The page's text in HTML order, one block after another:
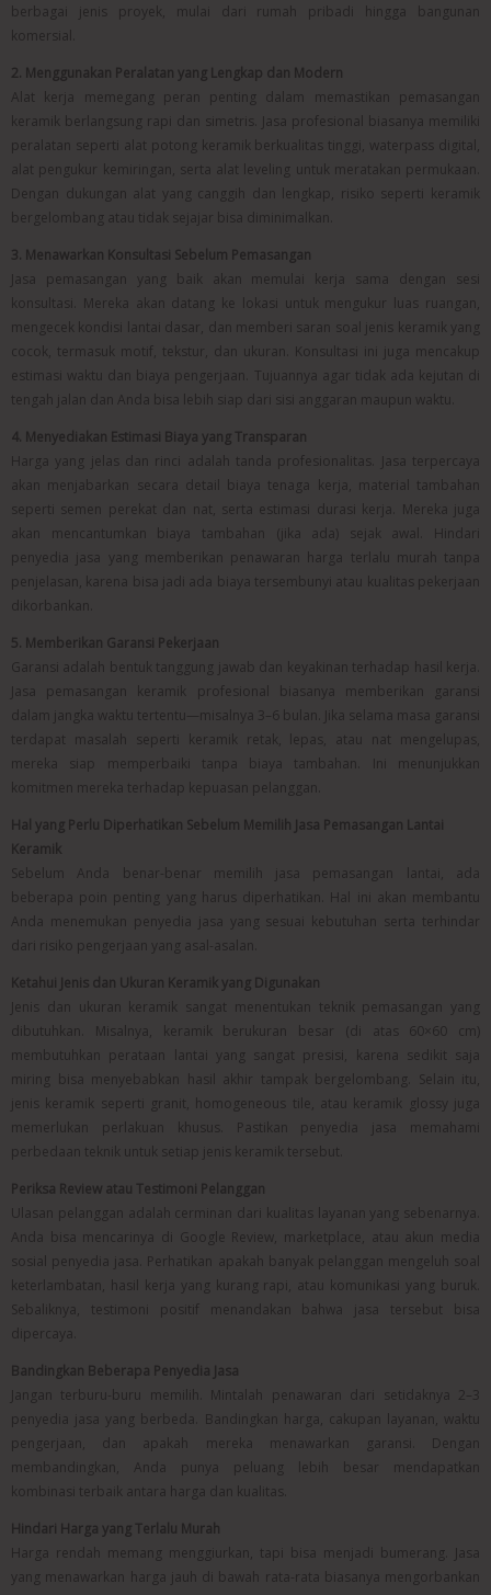
berbagai jenis proyek, mulai dari rumah pribadi hingga bangunan
komersial.
2. Menggunakan Peralatan yang Lengkap dan Modern
Alat kerja memegang peran penting dalam memastikan pemasangan
keramik berlangsung rapi dan simetris. Jasa profesional biasanya memiliki
peralatan seperti alat potong keramik berkualitas tinggi, waterpass digital,
alat pengukur kemiringan, serta alat leveling untuk meratakan permukaan.
Dengan dukungan alat yang canggih dan lengkap, risiko seperti keramik
bergelombang atau tidak sejajar bisa diminimalkan.
3. Menawarkan Konsultasi Sebelum Pemasangan
Jasa pemasangan yang baik akan memulai kerja sama dengan sesi
konsultasi. Mereka akan datang ke lokasi untuk mengukur luas ruangan,
mengecek kondisi lantai dasar, dan memberi saran soal jenis keramik yang
cocok, termasuk motif, tekstur, dan ukuran. Konsultasi ini juga mencakup
estimasi waktu dan biaya pengerjaan. Tujuannya agar tidak ada kejutan di
tengah jalan dan Anda bisa lebih siap dari sisi anggaran maupun waktu.
4. Menyediakan Estimasi Biaya yang Transparan
Harga yang jelas dan rinci adalah tanda profesionalitas. Jasa terpercaya
akan menjabarkan secara detail biaya tenaga kerja, material tambahan
seperti semen perekat dan nat, serta estimasi durasi kerja. Mereka juga
akan mencantumkan biaya tambahan (jika ada) sejak awal. Hindari
penyedia jasa yang memberikan penawaran harga terlalu murah tanpa
penjelasan, karena bisa jadi ada biaya tersembunyi atau kualitas pekerjaan
dikorbankan.
5. Memberikan Garansi Pekerjaan
Garansi adalah bentuk tanggung jawab dan keyakinan terhadap hasil kerja.
Jasa pemasangan keramik profesional biasanya memberikan garansi
dalam jangka waktu tertentu—misalnya 3–6 bulan. Jika selama masa garansi
terdapat masalah seperti keramik retak, lepas, atau nat mengelupas,
mereka siap memperbaiki tanpa biaya tambahan. Ini menunjukkan
komitmen mereka terhadap kepuasan pelanggan.
Hal yang Perlu Diperhatikan Sebelum Memilih Jasa Pemasangan Lantai
Keramik
Sebelum Anda benar-benar memilih jasa pemasangan lantai, ada
beberapa poin penting yang harus diperhatikan. Hal ini akan membantu
Anda menemukan penyedia jasa yang sesuai kebutuhan serta terhindar
dari risiko pengerjaan yang asal-asalan.
Ketahui Jenis dan Ukuran Keramik yang Digunakan
Jenis dan ukuran keramik sangat menentukan teknik pemasangan yang
dibutuhkan. Misalnya, keramik berukuran besar (di atas 60×60 cm)
membutuhkan perataan lantai yang sangat presisi, karena sedikit saja
miring bisa menyebabkan hasil akhir tampak bergelombang. Selain itu,
jenis keramik seperti granit, homogeneous tile, atau keramik glossy juga
memerlukan perlakuan khusus. Pastikan penyedia jasa memahami
perbedaan teknik untuk setiap jenis keramik tersebut.
Periksa Review atau Testimoni Pelanggan
Ulasan pelanggan adalah cerminan dari kualitas layanan yang sebenarnya.
Anda bisa mencarinya di Google Review, marketplace, atau akun media
sosial penyedia jasa. Perhatikan apakah banyak pelanggan mengeluh soal
keterlambatan, hasil kerja yang kurang rapi, atau komunikasi yang buruk.
Sebaliknya, testimoni positif menandakan bahwa jasa tersebut bisa
dipercaya.
Bandingkan Beberapa Penyedia Jasa
Jangan terburu-buru memilih. Mintalah penawaran dari setidaknya 2–3
penyedia jasa yang berbeda. Bandingkan harga, cakupan layanan, waktu
pengerjaan, dan apakah mereka menawarkan garansi. Dengan
membandingkan, Anda punya peluang lebih besar mendapatkan
kombinasi terbaik antara harga dan kualitas.
Hindari Harga yang Terlalu Murah
Harga rendah memang menggiurkan, tapi bisa menjadi bumerang. Jasa
yang menawarkan harga jauh di bawah rata-rata biasanya mengorbankan